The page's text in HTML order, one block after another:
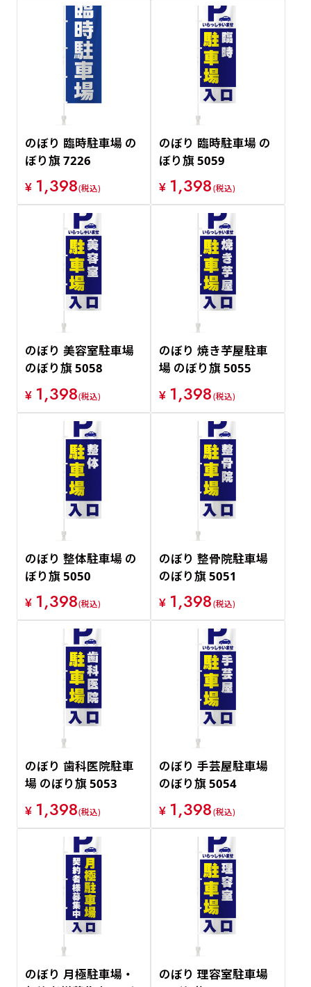
新着順
価格が安い順
価格が高い順
のぼり 臨時駐車場 の
ぼり旗 7226
¥ 1,398(税込)
のぼり 臨時駐車場 の
ぼり旗 5059
¥ 1,398(税込)
のぼり 美容室駐車場
のぼり旗 5058
¥ 1,398(税込)
のぼり 焼き芋屋駐車
場 のぼり旗 5055
¥ 1,398(税込)
のぼり 整体駐車場 の
ぼり旗 5050
¥ 1,398(税込)
のぼり 整骨院駐車場
のぼり旗 5051
¥ 1,398(税込)
のぼり 歯科医院駐車
場 のぼり旗 5053
¥ 1,398(税込)
のぼり 手芸屋駐車場
のぼり旗 5054
¥ 1,398(税込)
のぼり 月極駐車場・
のぼり 理容室駐車場